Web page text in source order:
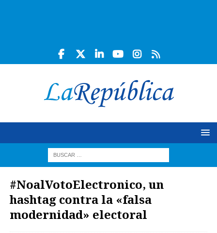
#NoalVotoElectronico, un
hashtag contra la «falsa
modernidad» electoral